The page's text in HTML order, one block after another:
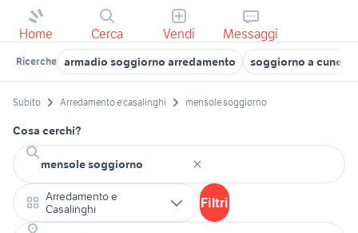
Home Cerca Vendi Messaggi
Ricerche armadio soggiorno arredamento soggiorno a cuneo
Subito Arredamento e casalinghi mensole soggiorno
Cosa cerchi?
Arredamento e
Casalinghi
Filtri